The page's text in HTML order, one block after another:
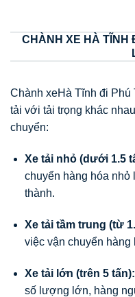
CHÀNH XE HÀ TĨNH
Chành xeHà Tĩnh đi
tải với tải trọng khác
chuyển:
Xe tải nhỏ (dưới 1.5
chuyển hàng hóa nhỏ
thành.
Xe tải tầm trung (từ
việc vận chuyển
Xe tải lớn (trên 5 tấn):
số lượng lớn, hàng